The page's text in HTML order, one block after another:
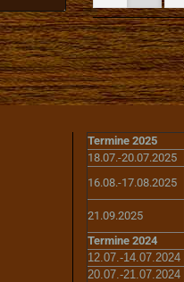
Termine 2025
18.07.-20.07.2025
16.08.-17.08.2025
21.09.2025
Termine 2024
12.07.-14.07.2024
20.07.-21.07.2024